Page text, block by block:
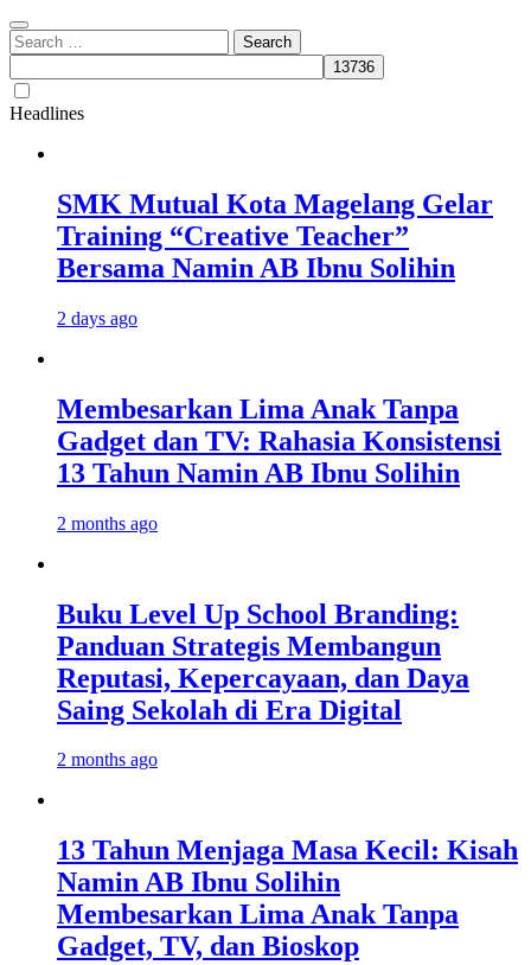
Search
for:
Headlines
SMK Mutual Kota Magelang Gelar
Training “Creative Teacher”
Bersama Namin AB Ibnu Solihin
2 days ago
Membesarkan Lima Anak Tanpa
Gadget dan TV: Rahasia Konsistensi
13 Tahun Namin AB Ibnu Solihin
2 months ago
Buku Level Up School Branding:
Panduan Strategis Membangun
Reputasi, Kepercayaan, dan Daya
Saing Sekolah di Era Digital
2 months ago
13 Tahun Menjaga Masa Kecil: Kisah
Namin AB Ibnu Solihin
Membesarkan Lima Anak Tanpa
Gadget, TV, dan Bioskop